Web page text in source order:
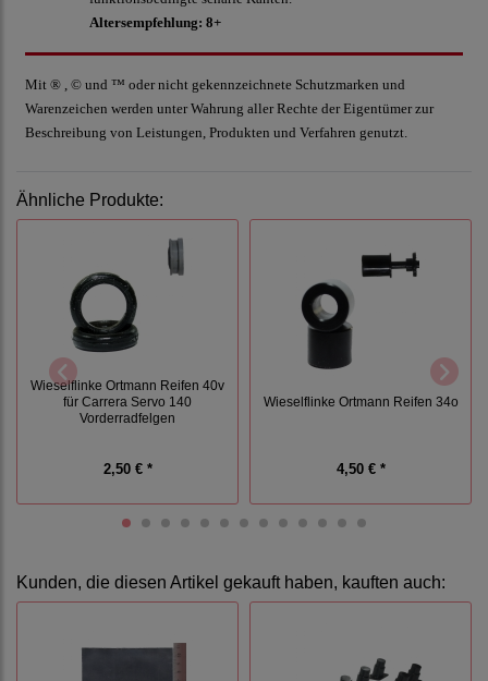
Altersempfehlung: 8+
Mit ® , © und ™ oder nicht gekennzeichnete Schutzmarken und
Warenzeichen werden unter Wahrung aller Rechte der Eigentümer zur
Beschreibung von Leistungen, Produkten und Verfahren genutzt.
Ähnliche Produkte:
Wieselflinke Ortmann Reifen 40v
für Carrera Servo 140
Vorderradfelgen
2,50 € *
Wieselflinke Ortmann Reifen 34o
4,50 € *
Kunden, die diesen Artikel gekauft haben, kauften auch: